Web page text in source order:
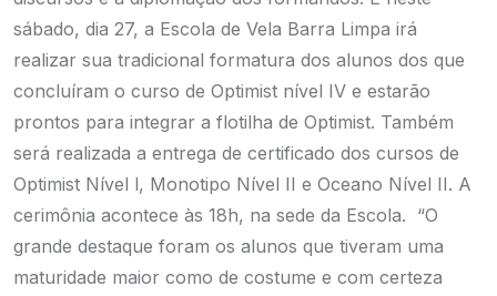
sábado, dia 27, a Escola de Vela Barra Limpa irá
realizar sua tradicional formatura dos alunos dos que
concluíram o curso de Optimist nível IV e estarão
prontos para integrar a flotilha de Optimist. Também
será realizada a entrega de certificado dos cursos de
Optimist Nível l, Monotipo Nível II e Oceano Nível II. A
cerimônia acontece às 18h, na sede da Escola. “O
grande destaque foram os alunos que tiveram uma
maturidade maior como de costume e com certeza